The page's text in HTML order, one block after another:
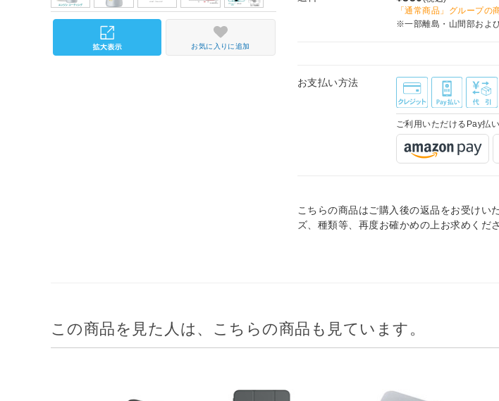
「通常商品」グループ
※一部離島・山間部およ
お支払い方法
ご利用いただけるPay払い
こちらの商品はご購入後の返品をお受けい
ズ、種類等、再度お確かめの上お求めくださ
お気に入りに追加
この商品を見た人は、こちらの商品も見ています。